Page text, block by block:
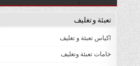
تعبئة و تغليف
اكياس تعبئة و تغليف
خامات تعبئة وتغليف